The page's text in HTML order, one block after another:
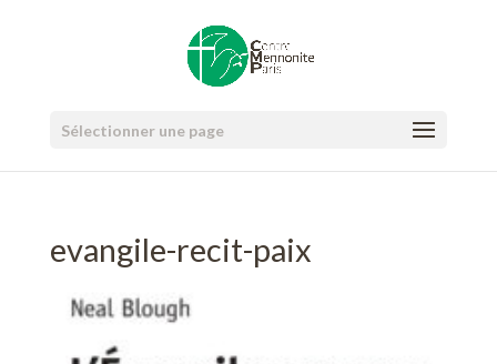
Sélectionner une page
evangile-recit-paix